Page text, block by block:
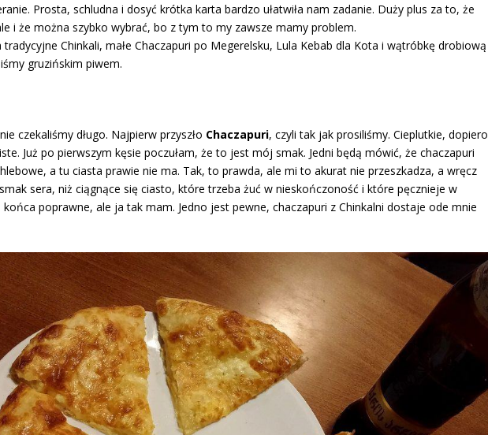
Prosta, schludna i dosyć krótka karta bardzo ułatwiła nam zadanie. Duży plus za to, że
i że można szybko wybrać, bo z tym to my zawsze mamy problem.
Chinkali, małe Chaczapuri po Megerelsku, Lula Kebab dla Kota i wątróbkę drobiową
gruzińskim piwem.
czekaliśmy długo. Najpierw przyszło Chaczapuri, czyli tak jak prosiliśmy. Cieplutkie, dopiero
Już po pierwszym kęsie poczułam, że to jest mój smak. Jedni będą mówić, że chaczapuri
a tu ciasta prawie nie ma. Tak, to prawda, ale mi to akurat nie przeszkadza, a wręcz
sera, niż ciągnące się ciasto, które trzeba żuć w nieskończoność i które pęcznieje w
poprawne, ale ja tak mam. Jedno jest pewne, chaczapuri z Chinkalni dostaje ode mnie